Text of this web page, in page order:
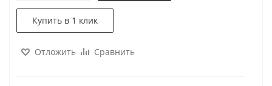
Купить в 1 клик
Отложить Сравнить